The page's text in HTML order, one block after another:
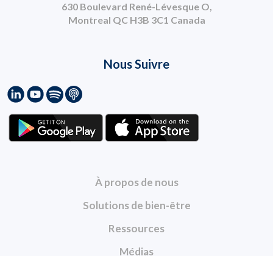
À propos de nous
Solutions de bien-être
Ressources
Médias
630 Boulevard René-Lévesque O,
Montreal QC H3B 3C1 Canada
Nous Suivre